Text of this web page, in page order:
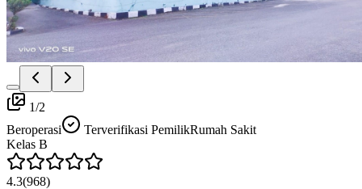
1/2
Beroperasi
Terverifikasi PemilikRumah Sakit
Kelas B
4.3(968)